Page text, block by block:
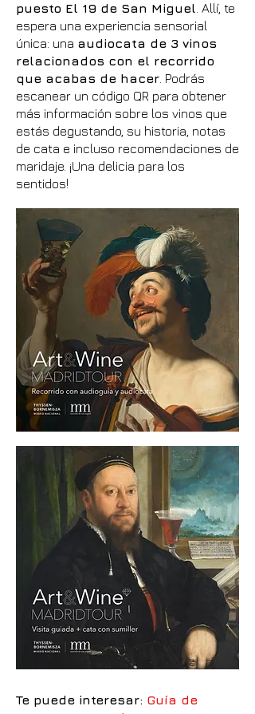
puesto El 19 de San Miguel . Allí, te
espera una experiencia sensorial
única: una audiocata de 3 vinos
relacionados con el recorrido
que acabas de hacer . Podrás
escanear un código QR para obtener
más información sobre los vinos que
estás degustando, su historia, notas
de cata e incluso recomendaciones de
maridaje. ¡Una delicia para los
sentidos!
Te puede interesar: Guía de